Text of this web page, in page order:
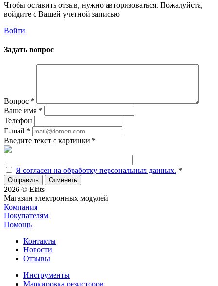
Чтобы оставить отзыв, нужно авторизоваться. Пожалуйста,
войдите с Вашей учетной записью
Войти
Задать вопрос
Вопрос *
Ваше имя *
Телефон
E-mail *
Введите текст с картинки *
Я согласен на обработку персональных данных. *
Отменить
2026 © Ekits
Магазин электронных модулей
Компания
Покупателям
Помощь
Контакты
Новости
Отзывы
Инструменты
Маркировка резисторов